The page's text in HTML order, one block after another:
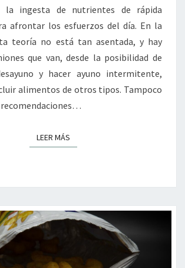
la ingesta de nutrientes de rápida
afrontar los esfuerzos del día. En la
teoría no está tan asentada, y hay
que van, desde la posibilidad de
y hacer ayuno intermitente,
alimentos de otros tipos. Tampoco
recomendaciones…
LEER MÁSLEER MÁS